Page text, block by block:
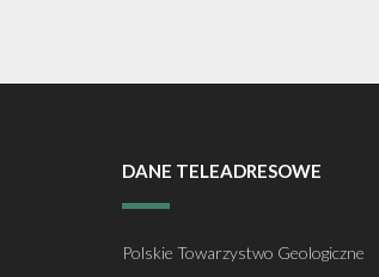
DANE TELEADRESOWE
Polskie Towarzystwo Geologiczne